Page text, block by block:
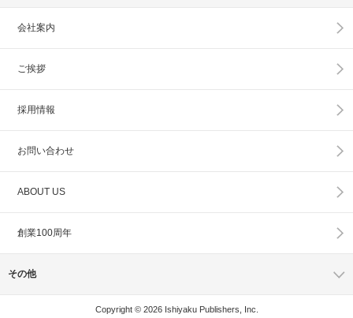
会社案内
ご挨拶
採用情報
お問い合わせ
ABOUT US
創業100周年
その他
Copyright © 2026 Ishiyaku Publishers, Inc.